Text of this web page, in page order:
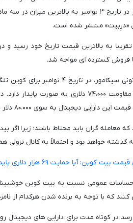
شاخص نوسان بیت کوین نیز در تاریخ ۳
«درِبیت» منتشر شده است.
فروش گسترده ای مواجه شد.
در گزارشی که تحلیلگر بازار،
کوین نیاز به شکست سطح مقاومت ۷۴،۰۰۰
دیجیتال به سوی ۸۰،۰۰۰ دلار جهش کند.
خواهد بود و احتمالاً به کانال نزولی
کوین: آیا حمایت ۶۹ هزار دلاری پایدار می ماند؟
احساسات عمومی نسبت به بیت کوین
که با توجه به برنده شدن هرکدام از
در کوتاه مدت برای دارایی های دیجیتال